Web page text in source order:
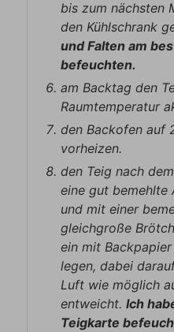
bis zum nächsten
den Kühlschrank
und Falten am
befeuchten.
am Backtag den
Raumtemperatur
den Backofen
vorheizen.
den Teig nach
eine gut bemehlte
und mit einer
gleichgroße
ein mit
legen, dabei
Luft wie möglich
entweicht.Ich
Teigkarte